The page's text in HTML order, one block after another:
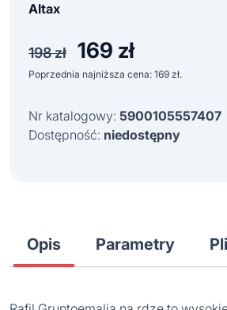
Altax
198zł
Pierwotna
wynosiła:
169 złAktualna
Poprzednia najniższa cena: 169 zł.
Nr katalogowy: 5900105557407
Dostępność: niedostępny
Opis Parametry